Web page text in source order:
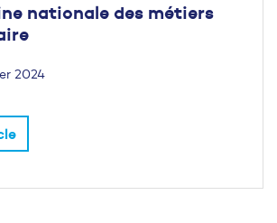
nationale des métiers
2024